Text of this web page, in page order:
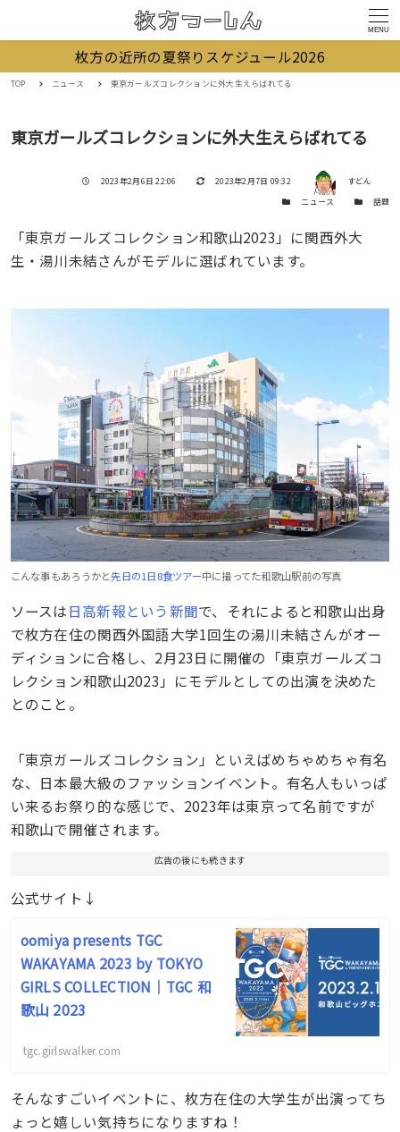
MENU
枚方の近所の夏祭りスケジュール2026
TOP ニュース 東京ガールズコレクションに外大生えらばれてる
東京ガールズコレクションに外大生えらばれてる
投稿日
2023年2月6日 22:06 更新日
2023年2月7日 09:32 著者
すどん
カテゴリー
ニュース カテゴリー
話題
「東京ガールズコレクション和歌山2023」に関西外大
生・湯川未結さんがモデルに選ばれています。
こんな事もあろうかと先日の1日8食ツアー中に撮ってた和歌山駅前の写真
ソースは日高新報という新聞で、それによると和歌山出身
で枚方在住の関西外国語大学1回生の湯川未結さんがオー
ディションに合格し、2月23日に開催の「東京ガールズコ
レクション和歌山2023」にモデルとしての出演を決めた
とのこと。
「東京ガールズコレクション」といえばめちゃめちゃ有名
な、日本最大級のファッションイベント。有名人もいっぱ
い来るお祭り的な感じで、2023年は東京って名前ですが
和歌山で開催されます。
広告の後にも続きます
公式サイト↓
oomiya presents TGC
WAKAYAMA 2023 by TOKYO
GIRLS COLLECTION｜TGC 和
歌山 2023
tgc.girlswalker.com
そんなすごいイベントに、枚方在住の大学生が出演ってち
ょっと嬉しい気持ちになりますね！